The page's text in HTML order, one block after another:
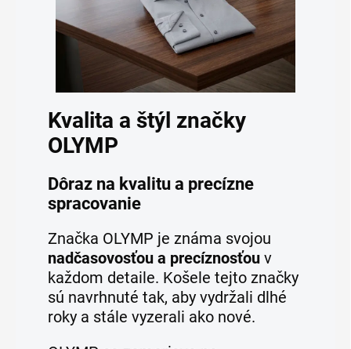
Kvalita a štýl značky
OLYMP
Dôraz na kvalitu a precízne
spracovanie
Značka OLYMP je známa svojou
nadčasovosťou a precíznosťouv
každom detaile. Košele tejto značky
sú navrhnuté tak, aby vydržali dlhé
roky a stále vyzerali ako nové.